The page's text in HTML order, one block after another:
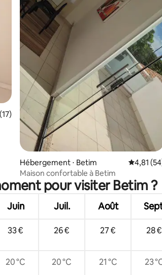
: 4,94 sur 5
moyenne sur la base de 17
Hébergement ⋅ Betim
4,81
Maison confortable à Betim
pour visiter Betim ?
Juin Juil. Août
33 € 26 € 27 € 28 €
20 °C 20 °C 21 °C 23